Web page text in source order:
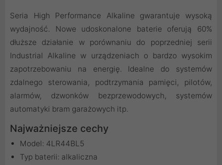
Seria High Performance Alkaline gwarantuje wysoką
wydajność. Nowe udoskonalone baterie oferują 60%
dłuższe działanie w porównaniu do poprzedniej serii
Industrial Alkaline w urządzeniach o bardzo wysokim
zapotrzebowaniu na energię. Idealne do systemów
zdalnego sterowania, podtrzymania pamięci, pilotów,
alarmów, dzwonków bezprzewodowych, systemów
automatyki bram garażowych itp.
Najważniejsze cechy
Model: 4LR44BL5
Typ baterii: alkaliczna